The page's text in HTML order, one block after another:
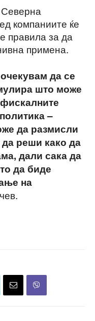
компаниите ќе
правила за да
примена.
да се
што може
–
да размисли
реши како да
дали сака да
да биде
на